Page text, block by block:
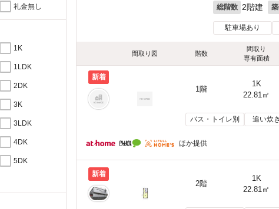
礼金無し
1K
1LDK
2DK
3K
3LDK
4DK
5DK
総階数 2階建
駐車場あり
間取り図 階数
間取り
専有面積
新着
1階
1K
22.81㎡
バス・トイレ別 追い炊
ほか提供
新着
2階
1K
22.81㎡